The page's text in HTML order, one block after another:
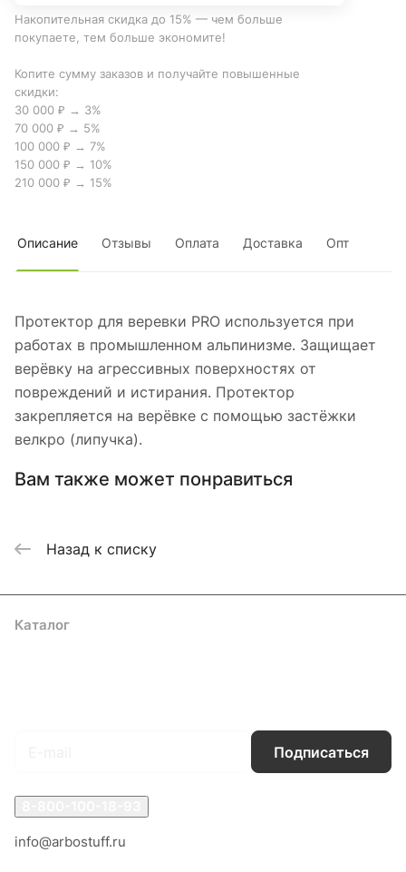
Накопительная скидка до 15% — чем больше
покупаете, тем больше экономите!
Копите сумму заказов и получайте повышенные
скидки:
30 000 ₽ → 3%
70 000 ₽ → 5%
100 000 ₽ → 7%
150 000 ₽ → 10%
210 000 ₽ → 15%
Описание Отзывы Оплата Доставка Опт
Протектор для веревки PRO используется при
работах в промышленном альпинизме. Защищает
верёвку на агрессивных поверхностях от
повреждений и истирания. Протектор
закрепляется на верёвке с помощью застёжки
велкро (липучка).
Вам также может понравиться
Назад к списку
Каталог
Подписаться
info@arbostuff.ru